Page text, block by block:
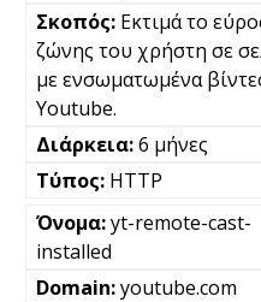
Εκτιμά το
ζώνης του χρήστη σε
με ενσωματωμένα
Youtube.
6 μήνες
HTTP
yt-remote-cast-
installed
youtube.com